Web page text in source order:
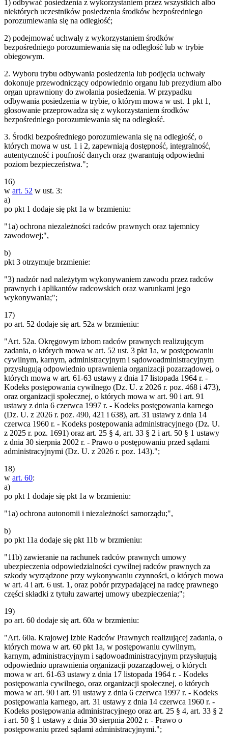
1) odbywać posiedzenia z wykorzystaniem przez wszystkich albo
niektórych uczestników posiedzenia środków bezpośredniego
porozumiewania się na odległość;
2) podejmować uchwały z wykorzystaniem środków
bezpośredniego porozumiewania się na odległość lub w trybie
obiegowym.
2. Wyboru trybu odbywania posiedzenia lub podjęcia uchwały
dokonuje przewodniczący odpowiednio organu lub prezydium albo
organ uprawniony do zwołania posiedzenia. W przypadku
odbywania posiedzenia w trybie, o którym mowa w ust. 1 pkt 1,
głosowanie przeprowadza się z wykorzystaniem środków
bezpośredniego porozumiewania się na odległość.
3. Środki bezpośredniego porozumiewania się na odległość, o
których mowa w ust. 1 i 2, zapewniają dostępność, integralność,
autentyczność i poufność danych oraz gwarantują odpowiedni
poziom bezpieczeństwa.";
16)
w art. 52 w ust. 3:
a)
po pkt 1 dodaje się pkt 1a w brzmieniu:
"1a) ochrona niezależności radców prawnych oraz tajemnicy
zawodowej;",
b)
pkt 3 otrzymuje brzmienie:
"3) nadzór nad należytym wykonywaniem zawodu przez radców
prawnych i aplikantów radcowskich oraz warunkami jego
wykonywania;";
17)
po art. 52 dodaje się art. 52a w brzmieniu:
"Art. 52a. Okręgowym izbom radców prawnych realizującym
zadania, o których mowa w art. 52 ust. 3 pkt 1a, w postępowaniu
cywilnym, karnym, administracyjnym i sądowoadministracyjnym
przysługują odpowiednio uprawnienia organizacji pozarządowej, o
których mowa w art. 61-63 ustawy z dnia 17 listopada 1964 r. -
Kodeks postępowania cywilnego (Dz. U. z 2026 r. poz. 468 i 473),
oraz organizacji społecznej, o których mowa w art. 90 i art. 91
ustawy z dnia 6 czerwca 1997 r. - Kodeks postępowania karnego
(Dz. U. z 2026 r. poz. 490, 421 i 638), art. 31 ustawy z dnia 14
czerwca 1960 r. - Kodeks postępowania administracyjnego (Dz. U.
z 2025 r. poz. 1691) oraz art. 25 § 4, art. 33 § 2 i art. 50 § 1 ustawy
z dnia 30 sierpnia 2002 r. - Prawo o postępowaniu przed sądami
administracyjnymi (Dz. U. z 2026 r. poz. 143).";
18)
w art. 60:
a)
po pkt 1 dodaje się pkt 1a w brzmieniu:
"1a) ochrona autonomii i niezależności samorządu;",
b)
po pkt 11a dodaje się pkt 11b w brzmieniu:
"11b) zawieranie na rachunek radców prawnych umowy
ubezpieczenia odpowiedzialności cywilnej radców prawnych za
szkody wyrządzone przy wykonywaniu czynności, o których mowa
w art. 4 i art. 6 ust. 1, oraz pobór przypadającej na radcę prawnego
części składki z tytułu zawartej umowy ubezpieczenia;";
19)
po art. 60 dodaje się art. 60a w brzmieniu:
"Art. 60a. Krajowej Izbie Radców Prawnych realizującej zadania, o
których mowa w art. 60 pkt 1a, w postępowaniu cywilnym,
karnym, administracyjnym i sądowoadministracyjnym przysługują
odpowiednio uprawnienia organizacji pozarządowej, o których
mowa w art. 61-63 ustawy z dnia 17 listopada 1964 r. - Kodeks
postępowania cywilnego, oraz organizacji społecznej, o których
mowa w art. 90 i art. 91 ustawy z dnia 6 czerwca 1997 r. - Kodeks
postępowania karnego, art. 31 ustawy z dnia 14 czerwca 1960 r. -
Kodeks postępowania administracyjnego oraz art. 25 § 4, art. 33 § 2
i art. 50 § 1 ustawy z dnia 30 sierpnia 2002 r. - Prawo o
postępowaniu przed sądami administracyjnymi.";